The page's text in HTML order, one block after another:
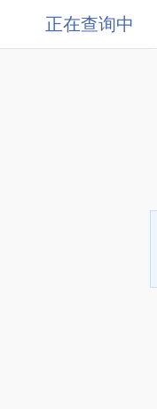
正在查询中